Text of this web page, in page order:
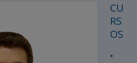
CU
RS
OS
•